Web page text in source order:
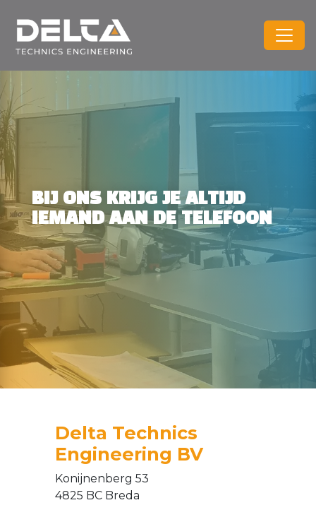
BIJ ONS KRIJG JE ALTIJD
IEMAND AAN DE TELEFOON
Delta Technics
Engineering BV
Konijnenberg 53
4825 BC Breda